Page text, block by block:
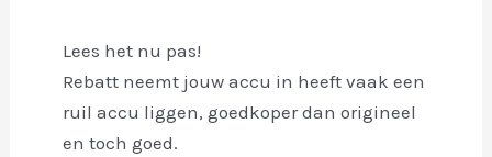
Lees het nu pas!
Rebatt neemt jouw accu in heeft vaak een
ruil accu liggen, goedkoper dan origineel
en toch goed.